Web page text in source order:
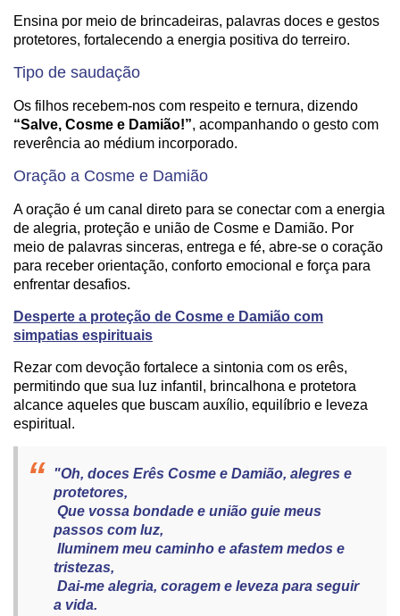
Ensina por meio de brincadeiras, palavras doces e gestos
protetores, fortalecendo a energia positiva do terreiro.
Tipo de saudação
Os filhos recebem-nos com respeito e ternura, dizendo
“Salve, Cosme e Damião!”, acompanhando o gesto com
reverência ao médium incorporado.
Oração a Cosme e Damião
A oração é um canal direto para se conectar com a energia
de alegria, proteção e união de Cosme e Damião. Por
meio de palavras sinceras, entrega e fé, abre-se o coração
para receber orientação, conforto emocional e força para
enfrentar desafios.
Desperte a proteção de Cosme e Damião com
simpatias espirituais
Rezar com devoção fortalece a sintonia com os erês,
permitindo que sua luz infantil, brincalhona e protetora
alcance aqueles que buscam auxílio, equilíbrio e leveza
espiritual.
"Oh, doces Erês Cosme e Damião, alegres e
protetores,
Que vossa bondade e união guie meus
passos com luz,
Iluminem meu caminho e afastem medos e
tristezas,
Dai-me alegria, coragem e leveza para seguir
a vida.